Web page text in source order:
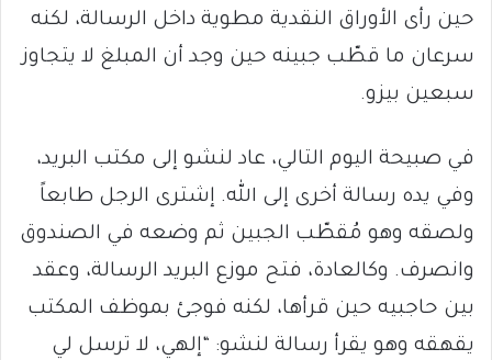
حين رأى الأوراق النقدية مطوية داخل الرسالة، لكنه
سرعان ما قطّب جبينه حين وجد أن المبلغ لا يتجاوز
سبعين بيزو.
في صبيحة اليوم التالي، عاد لنشو إلى مكتب البريد،
وفي يده رسالة أخرى إلى الله. إشترى الرجل طابعاً
ولصقه وهو مُقطّب الجبين ثم وضعه في الصندوق
وانصرف. وكالعادة، فتح موزع البريد الرسالة، وعقد
بين حاجبيه حين قرأها، لكنه فوجئ بموظف المكتب
يقهقه وهو يقرأ رسالة لنشو: “إلهي، لا ترسل لي